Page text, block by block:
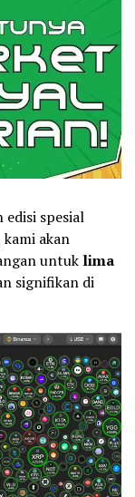
spesial
kami akan
untuk lima
signifikan di